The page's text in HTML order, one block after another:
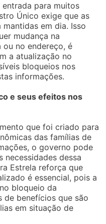
para muitos
Único exige que as
em dia. Isso
mudança na
ou no endereço, é
a atualização no
bloqueios nos
informações.
e seus efeitos nos
que foi criado para
das famílias de
o governo pode
necessidades dessa
Estrela reforça que
é essencial, pois a
bloqueio da
de benefícios que são
em situação de